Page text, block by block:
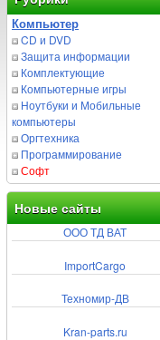
Компьютер
CD и DVD
Защита информации
Комплектующие
Компьютерные игры
Ноутбуки и Мобильные
компьютеры
Оргтехника
Программирование
Софт
Новые сайты
ООО ТД ВАТ
ImportCargo
Техномир-ДВ
Kran-parts.ru